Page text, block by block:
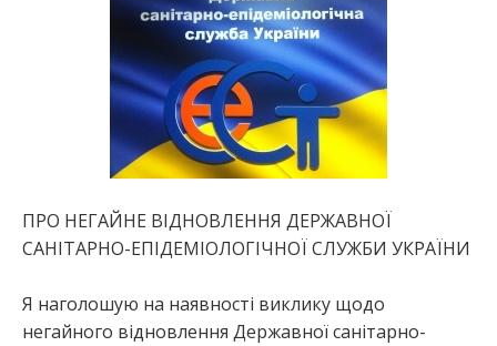
ПРО НЕГАЙНЕ ВІДНОВЛЕННЯ ДЕРЖАВНОЇ
САНІТАРНО-ЕПІДЕМІОЛОГІЧНОЇ СЛУЖБИ УКРАЇНИ
Я наголошую на наявності виклику щодо
негайного відновлення Державної санітарно-